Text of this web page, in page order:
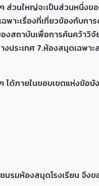
ส่วนใหญ่จะเป็นส่วนหนึ่งข
าะเรื่องที่เกี่ยวข้องกับกา
งสถาบันเพื่อการค้นคว้าวิ
ระเทศ 7.ห้องสมุดเฉพาะ
ภายในขอบเขตแห่งข้อบั
รมห้องสมุดโรงเรียน จึงข